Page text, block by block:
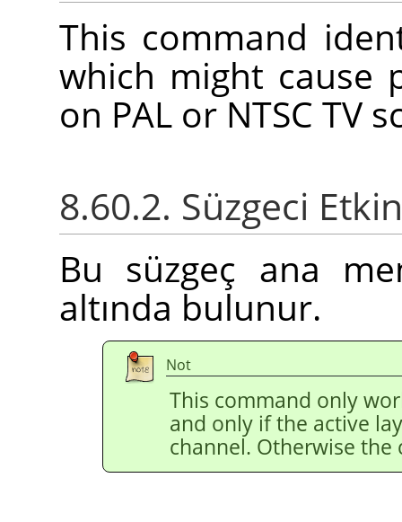
This command
which might cause
on PAL or NTSC TV
8.60.2. Süzgeci
Bu süzgeç ana
altında bulunur.
Not
This command only
and only if the active
channel. Otherwise